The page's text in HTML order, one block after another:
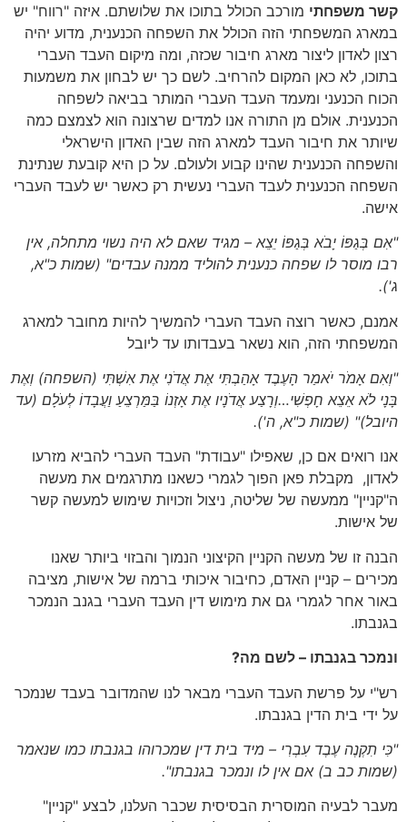
קשר משפחתי מורכב הכולל בתוכו את שלושתם. איזה "רווח" יש
במארג המשפחתי הזה הכולל את השפחה הכנענית, מדוע יהיה
רצון לאדון ליצור מארג חיבור שכזה, ומה מיקום העבד העברי
בתוכו, לא כאן המקום להרחיב. לשם כך יש לבחון את משמעות
הכוח הכנעני ומעמד העבד העברי המותר בביאה לשפחה
הכנענית. אולם מן התורה אנו למדים שרצונה הוא לצמצם כמה
שיותר את חיבור העבד למארג הזה שבין האדון הישראלי
והשפחה הכנענית שהינו קבוע ולעולם. על כן היא קובעת שנתינת
השפחה הכנענית לעבד העברי נעשית רק כאשר יש לעבד העברי
אישה.
"אִם בְּגַפּוֹ יָבֹא בְּגַפּוֹ יֵצֵא – מגיד שאם לא היה נשוי מתחלה, אין
רבו מוסר לו שפחה כנענית להוליד ממנה עבדים" (שמות כ"א,
ג').
אמנם, כאשר רוצה העבד העברי להמשיך להיות מחובר למארג
המשפחתי הזה, הוא נשאר בעבדותו עד ליובל
"וְאִם אָמֹר יֹאמַר הָעֶבֶד אָהַבְתִּי אֶת אֲדֹנִי אֶת אִשְׁתִּי (השפחה) וְאֶת
בָּנָי לֹא אֵצֵא חָפְשִׁי…וְרָצַע אֲדֹנָיו אֶת אָזְנוֹ בַּמַּרְצֵעַ וַעֲבָדוֹ לְעֹלָם (עד
היובל)" (שמות כ"א, ה').
אנו רואים אם כן, שאפילו "עבודת" העבד העברי להביא מזרעו
לאדון, מקבלת פאן הפוך לגמרי כשאנו מתרגמים את מעשה
ה"קניין" ממעשה של שליטה, ניצול וזכויות שימוש למעשה קשר
של אישות.
הבנה זו של מעשה הקניין הקיצוני הנמוך והבזוי ביותר שאנו
מכירים – קניין האדם, כחיבור איכותי ברמה של אישות, מציבה
באור אחר לגמרי גם את מימוש דין העבד העברי בגנב הנמכר
בגנבתו.
ונמכר בגנבתו – לשם מה?
רש"י על פרשת העבד העברי מבאר לנו שהמדובר בעבד שנמכר
על ידי בית הדין בגנבתו.
"כִּי תִקְנֶה עֶבֶד עִבְרִי – מיד בית דין שמכרוהו בגנבתו כמו שנאמר
(שמות כב ב) אם אין לו ונמכר בגנבתו".
מעבר לבעיה המוסרית הבסיסית שכבר העלנו, לבצע "קניין"